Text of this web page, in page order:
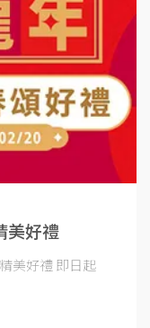
美好禮
美好禮 即日起